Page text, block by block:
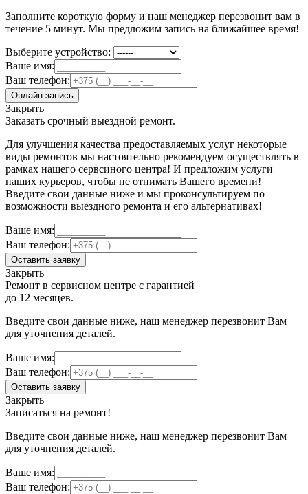
Заполните короткую форму и наш менеджер перезвонит вам в
течение 5 минут. Мы предложим запись на ближайшее время!
Выберите устройство:
Ваше имя:
Ваш телефон:
Онлайн-запись
Закрыть
Заказать срочный выездной ремонт.
Для улучшения качества предоставляемых услуг некоторые
виды ремонтов мы настоятельно рекомендуем осуществлять в
рамках нашего сервсиного центра! И предложим услуги
наших курьеров, чтобы не отнимать Вашего времени!
Введите свои данные ниже и мы проконсультируем по
возможности выездного ремонта и его альтернативах!
Ваше имя:
Ваш телефон:
Оставить заявку
Закрыть
Ремонт в сервисном центре с гарантией
до 12 месяцев.
Введите свои данные ниже, наш менеджер перезвонит Вам
для уточнения деталей.
Ваше имя:
Ваш телефон:
Оставить заявку
Закрыть
Записаться на ремонт!
Введите свои данные ниже, наш менеджер перезвонит Вам
для уточнения деталей.
Ваше имя:
Ваш телефон: